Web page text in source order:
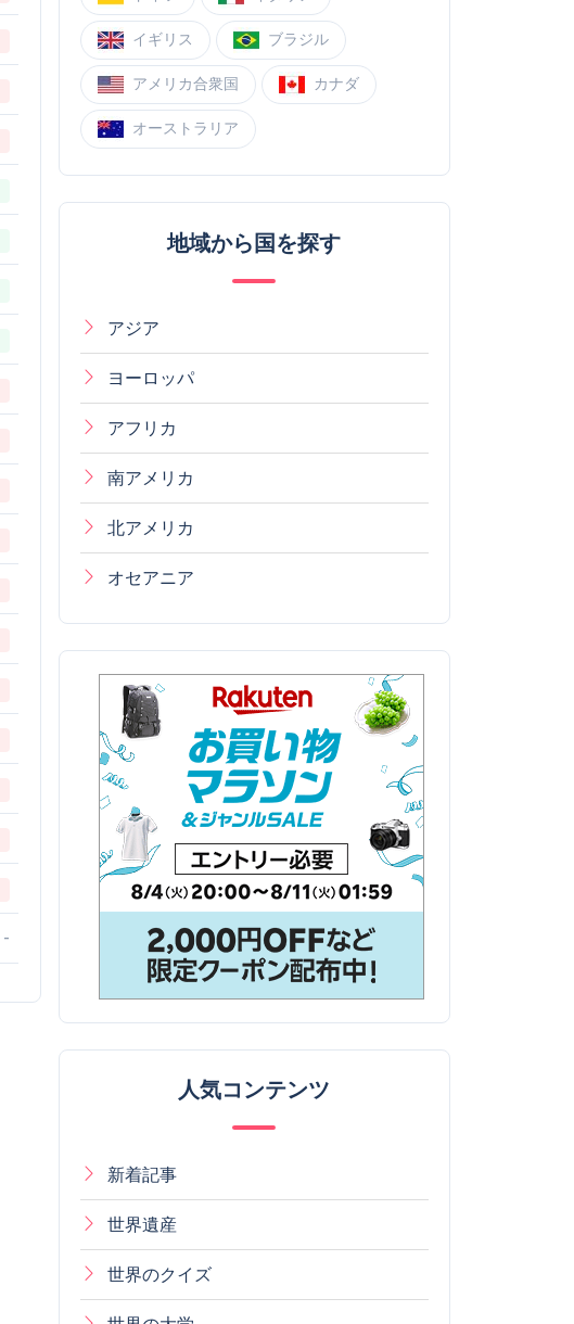
-
イギリス ブラジル
アメリカ合衆国 カナダ
オーストラリア
地域から国を探す
アジア
ヨーロッパ
アフリカ
南アメリカ
北アメリカ
オセアニア
人気コンテンツ
新着記事
世界遺産
世界のクイズ